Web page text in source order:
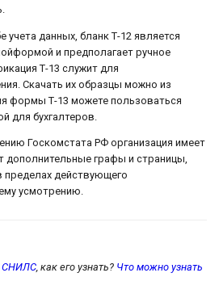
учета данных, бланк Т-12 является
и предполагает ручное
Т-13 служит для
Скачать их образцы можно из
формы Т-13 можете пользоваться
для бухгалтеров.
Госкомстата РФ организация имеет
дополнительные графы и страницы,
действующего
усмотрению.
СНИЛС, как его узнать? Что можно узнать